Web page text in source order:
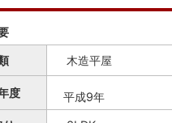
木造平屋
度 平成9年